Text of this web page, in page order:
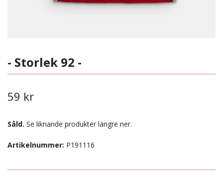
- Storlek 92 -
59 kr
Såld. Se liknande produkter längre ner.
Artikelnummer: P191116